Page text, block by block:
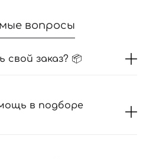
вопросы
заказ? 📦
в подборе